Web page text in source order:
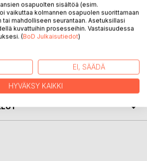
filosofistista runoutta
osapuolten sisältöä (esim.
vaikuttaa kolmannen osapuolen suorittamaan
mahdolliseen seurantaan. Asetuksillasi
kuvattuihin prosesseihin. Vastaisuudessa
(BoD Julkaisutiedot)
EI, SÄÄDÄ
HYVÄKSY KAIKKI